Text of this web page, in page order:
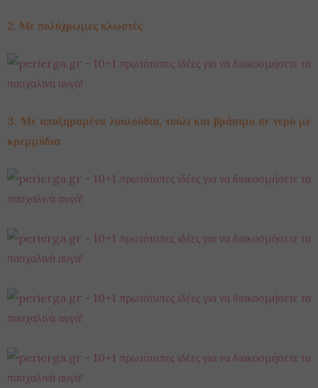
2. Με πολύχρωμες κλωστές
3. Με αποξηραμένα λουλούδια, τούλι και βράσιμο σε νερό με
κρεμμύδια